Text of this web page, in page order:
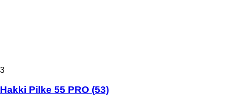
3
Hakki Pilke 55 PRO (53)